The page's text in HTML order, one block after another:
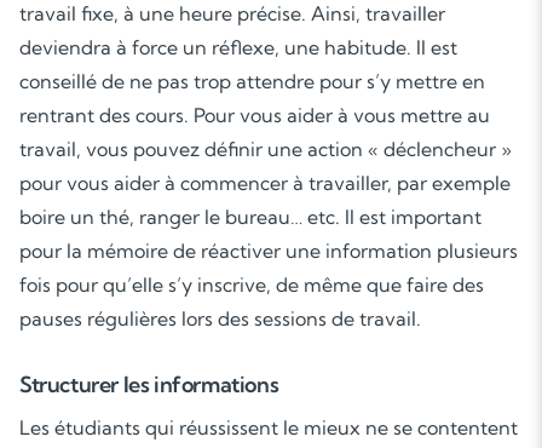
travail fixe, à une heure précise. Ainsi, travailler
deviendra à force un réflexe, une habitude. Il est
conseillé de ne pas trop attendre pour s’y mettre en
rentrant des cours. Pour vous aider à vous mettre au
travail, vous pouvez définir une action « déclencheur »
pour vous aider à commencer à travailler, par exemple
boire un thé, ranger le bureau… etc. Il est important
pour la mémoire de réactiver une information plusieurs
fois pour qu’elle s’y inscrive, de même que faire des
pauses régulières lors des sessions de travail.
Structurer les informations
Les étudiants qui réussissent le mieux ne se contentent